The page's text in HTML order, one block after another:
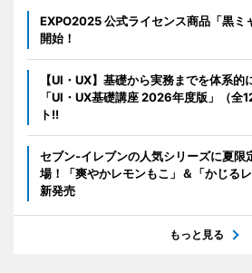
EXPO2025 公式ライセンス商品「黒ミ
開始！
【UI・UX】基礎から実務までを体系
「UI・UX基礎講座 2026年度版」（全
ト!!
セブン‐イレブンの人気シリーズに夏限
場！「爽やかレモンもこ」＆「かじる
新発売
もっと見る